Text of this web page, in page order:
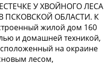
У ХВОЙНОГО ЛЕСА
ОБЛАСТИ. К
жилой дом 160
и домашней техникой,
на окраине
лесом,